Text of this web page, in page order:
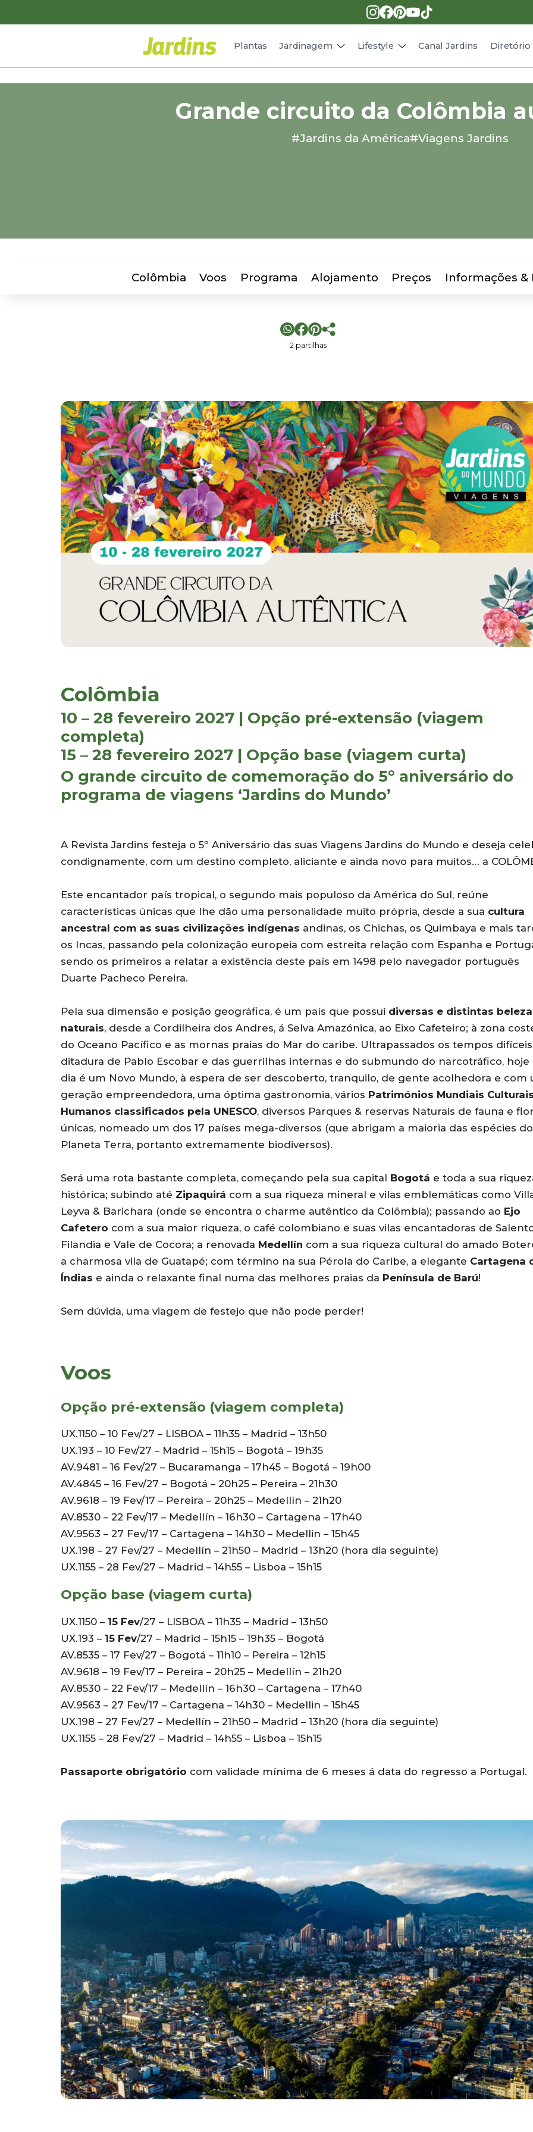
Plantas Jardinagem Lifestyle
Receitas
Canal Jardins Diretório
Grande circuito da Colômbia
#Jardins da América#Viagens Jardins
Colômbia Voos Programa Alojamento Preços Informações &
2 partilhas
Colômbia
10 – 28 fevereiro 2027 | Opção pré-extensão (viagem
completa)
15 – 28 fevereiro 2027 | Opção base (viagem curta)
O grande circuito de comemoração do 5º aniversário do
programa de viagens ‘Jardins do Mundo’
A Revista Jardins festeja o 5º Aniversário das suas Viagens Jardins do Mundo e deseja
condignamente, com um destino completo, aliciante e ainda novo para muitos… a
Este encantador país tropical, o segundo mais populoso da América do Sul, reúne
características únicas que lhe dão uma personalidade muito própria, desde a sua cultura
ancestral com as suas civilizações indígenas andinas, os Chichas, os Quimbaya e mais
os Incas, passando pela colonização europeia com estreita relação com Espanha e
sendo os primeiros a relatar a existência deste país em 1498 pelo navegador português
Duarte Pacheco Pereira.
Pela sua dimensão e posição geográfica, é um país que possui diversas e distintas
naturais, desde a Cordilheira dos Andres, á Selva Amazónica, ao Eixo Cafeteiro; à zona
do Oceano Pacífico e as mornas praias do Mar do caribe. Ultrapassados os tempos
ditadura de Pablo Escobar e das guerrilhas internas e do submundo do narcotráfico, hoje
dia é um Novo Mundo, à espera de ser descoberto, tranquilo, de gente acolhedora e com
geração empreendedora, uma óptima gastronomia, vários Patrimónios Mundiais
Humanos classificados pela UNESCO, diversos Parques & reservas Naturais de fauna e
únicas, nomeado um dos 17 países mega-diversos (que abrigam a maioria das espécies do
Planeta Terra, portanto extremamente biodiversos).
Será uma rota bastante completa, começando pela sua capital Bogotá e toda a sua
histórica; subindo até Zipaquirá com a sua riqueza mineral e vilas emblemáticas como
Leyva & Barichara (onde se encontra o charme autêntico da Colômbia); passando ao Ejo
Cafetero com a sua maior riqueza, o café colombiano e suas vilas encantadoras de
Filandia e Vale de Cocora; a renovada Medellín com a sua riqueza cultural do amado
a charmosa vila de Guatapé; com término na sua Pérola do Caribe, a elegante Cartagena
Índias e ainda o relaxante final numa das melhores praias da Península de Barú!
Sem dúvida, uma viagem de festejo que não pode perder!
Voos
Opção pré-extensão (viagem completa)
UX.1150 – 10 Fev/27 – LISBOA – 11h35 – Madrid – 13h50
UX.193 – 10 Fev/27 – Madrid – 15h15 – Bogotá – 19h35
AV.9481 – 16 Fev/27 – Bucaramanga – 17h45 – Bogotá – 19h00
AV.4845 – 16 Fev/27 – Bogotá – 20h25 – Pereira – 21h30
AV.9618 – 19 Fev/17 – Pereira – 20h25 – Medellín – 21h20
AV.8530 – 22 Fev/17 – Medellín – 16h30 – Cartagena – 17h40
AV.9563 – 27 Fev/17 – Cartagena – 14h30 – Medellin – 15h45
UX.198 – 27 Fev/27 – Medellín – 21h50 – Madrid – 13h20 (hora dia seguinte)
UX.1155 – 28 Fev/27 – Madrid – 14h55 – Lisboa – 15h15
Opção base (viagem curta)
UX.1150 – 15 Fev/27 – LISBOA – 11h35 – Madrid – 13h50
UX.193 – 15 Fev/27 – Madrid – 15h15 – 19h35 – Bogotá
AV.8535 – 17 Fev/27 – Bogotá – 11h10 – Pereira – 12h15
AV.9618 – 19 Fev/17 – Pereira – 20h25 – Medellín – 21h20
AV.8530 – 22 Fev/17 – Medellín – 16h30 – Cartagena – 17h40
AV.9563 – 27 Fev/17 – Cartagena – 14h30 – Medellin – 15h45
UX.198 – 27 Fev/27 – Medellín – 21h50 – Madrid – 13h20 (hora dia seguinte)
UX.1155 – 28 Fev/27 – Madrid – 14h55 – Lisboa – 15h15
Passaporte obrigatório com validade mínima de 6 meses á data do regresso a Portugal.